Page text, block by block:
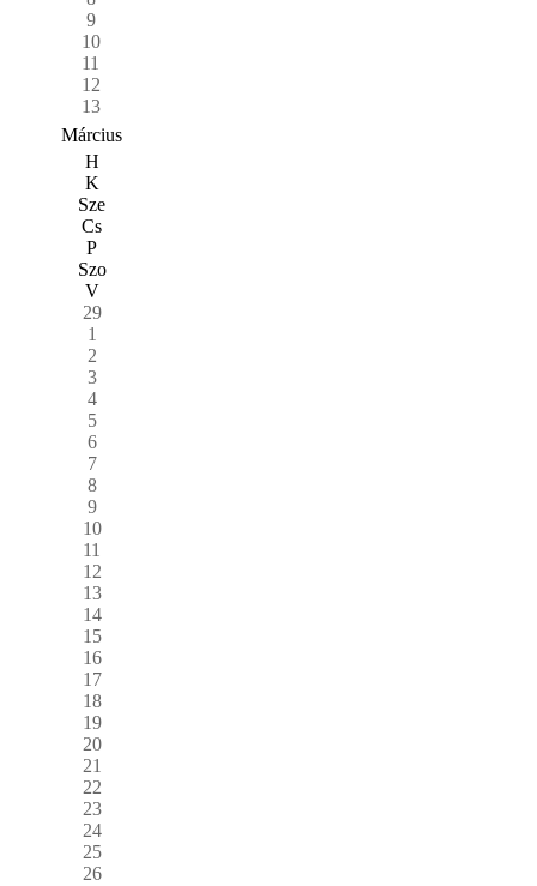
9
10
11
12
13
Március
H
K
Sze
Cs
P
Szo
V
29
1
2
3
4
5
6
7
8
9
10
11
12
13
14
15
16
17
18
19
20
21
22
23
24
25
26